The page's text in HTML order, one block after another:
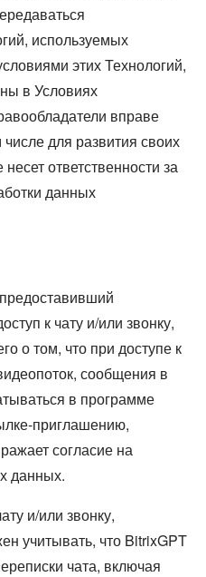
используемых
этих Технологий,
в Условиях
вправе
для развития своих
ответственности за
данных
к чату и/или звонку,
о том, что при доступе к
сообщения в
в программе
приглашению,
согласие на
данных.
и/или звонку,
учитывать, что BitrixGPT
чата, включая